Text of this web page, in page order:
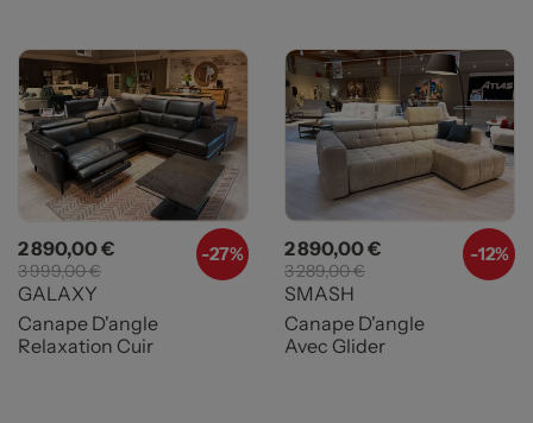
-27%
Prix
2 890,00 € Prix de base
3 999,00 €
GALAXY
Canape D'angle
Relaxation Cuir
-12%
Prix
2 890,00 € Prix de base
3 289,00 €
SMASH
Canape D'angle
Avec Glider